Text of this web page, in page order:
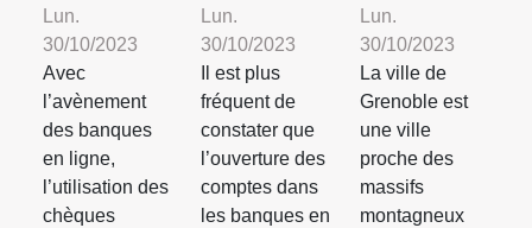
Lun.
30/10/2023
Avec
l’avènement
des banques
en ligne,
l’utilisation des
chèques
Lun.
30/10/2023
Il est plus
fréquent de
constater que
l’ouverture des
comptes dans
les banques en
Lun.
30/10/2023
La ville de
Grenoble est
une ville
proche des
massifs
montagneux